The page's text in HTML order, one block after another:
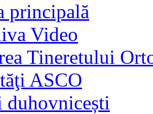
principală
Video
Tineretului
ASCO
duhovnicești